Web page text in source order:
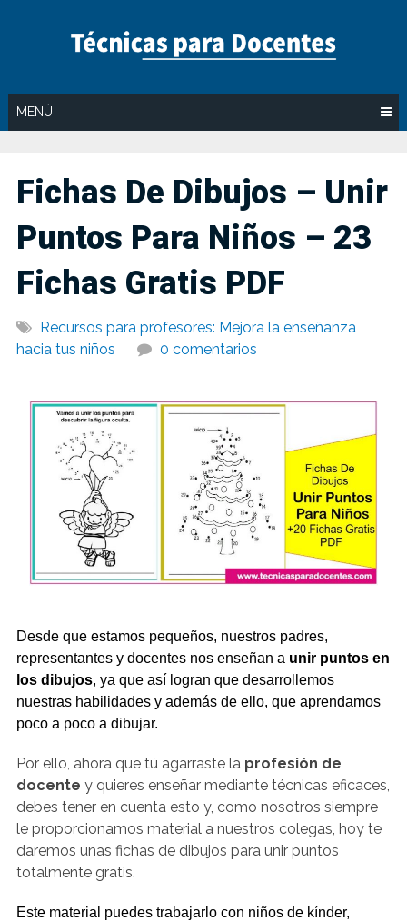
MENÚ
Fichas De Dibujos – Unir
Puntos Para Niños – 23
Fichas Gratis PDF
Recursos para profesores: Mejora la enseñanza
hacia tus niños
0 comentarios
Desde que estamos pequeños, nuestros padres,
representantes y docentes nos enseñan a unir puntos en
los dibujos, ya que así logran que desarrollemos
nuestras habilidades y además de ello, que aprendamos
poco a poco a dibujar.
Por ello, ahora que tú agarraste la profesión de
docente y quieres enseñar mediante técnicas eficaces,
debes tener en cuenta esto y, como nosotros siempre
le proporcionamos material a nuestros colegas, hoy te
daremos unas fichas de dibujos para unir puntos
totalmente gratis.
Este material puedes trabajarlo con niños de kínder,